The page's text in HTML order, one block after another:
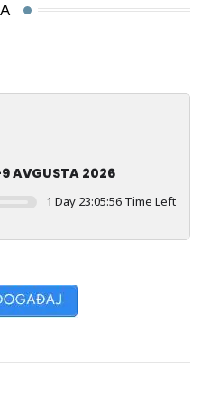
9 AVGUSTA 2026
1 Day 23:05:55 Time Left